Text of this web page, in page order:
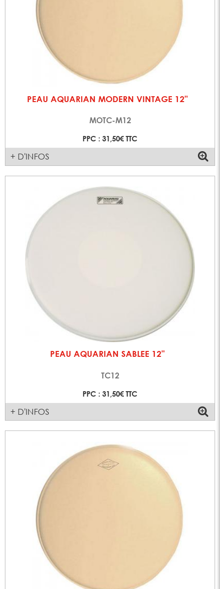
PEAU AQUARIAN MODERN VINTAGE 12"
MOTC-M12
PPC : 31,50€ TTC
+ D'INFOS
PEAU AQUARIAN SABLEE 12"
TC12
PPC : 31,50€ TTC
+ D'INFOS